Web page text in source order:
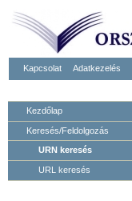
Kapcsolat Adatkezelés
Kezdőlap
Keresés/Feldolgozás
URN keresés
URL keresés